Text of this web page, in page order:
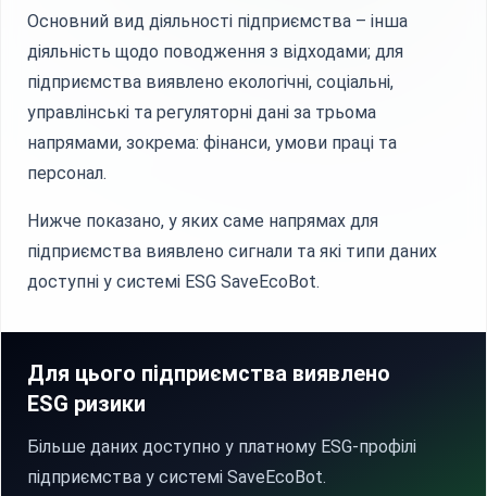
Основний вид діяльності підприємства – інша
діяльність щодо поводження з відходами; для
підприємства виявлено екологічні, соціальні,
управлінські та регуляторні дані за трьома
напрямами, зокрема: фінанси, умови праці та
персонал.
Нижче показано, у яких саме напрямах для
підприємства виявлено сигнали та які типи даних
доступні у системі ESG SaveEcoBot.
Для цього підприємства виявлено
ESG ризики
Більше даних доступно у платному ESG-профілі
підприємства у системі SaveEcoBot.